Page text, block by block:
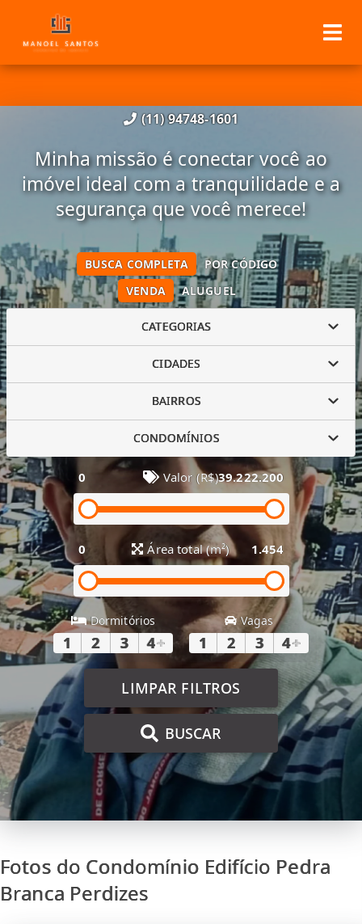
(11) 94748-1601
Minha missão é conectar você ao
imóvel ideal com a tranquilidade e a
segurança que você merece!
VENDA ALUGUEL
BUSCA COMPLETA POR CÓDIGO
CATEGORIAS
CIDADES
BAIRROS
CONDOMÍNIOS
0 Valor (R$)39.222.200
0 Área total (m²) 1.454
Dormitórios
1 2 3 4+
Vagas
1 2 3 4+
LIMPAR FILTROS
BUSCAR
Fotos do Condomínio Edifício Pedra
Branca Perdizes